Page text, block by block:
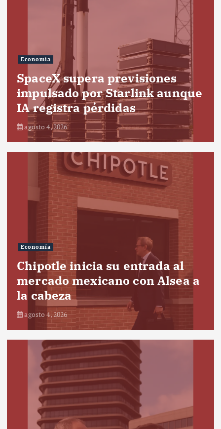
Economía
SpaceX supera previsiones
impulsado por Starlink aunque
IA registra pérdidas
agosto 4, 2026
Economía
Chipotle inicia su entrada al
mercado mexicano con Alsea a
la cabeza
agosto 4, 2026